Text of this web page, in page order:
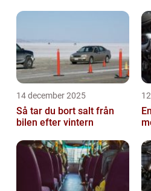
14 december 2025
Så tar du bort salt från
bilen efter vintern